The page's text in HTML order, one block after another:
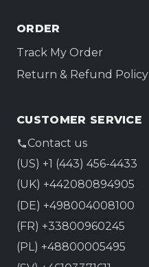
ORDER
Track My Order
Return & Refund Policy
CUSTOMER SERVICE
Contact us
(US) +1 (443) 456-4433
(UK) +442080894905
(DE) +498004008100
(FR) +33800960245
(PL) +48800005495